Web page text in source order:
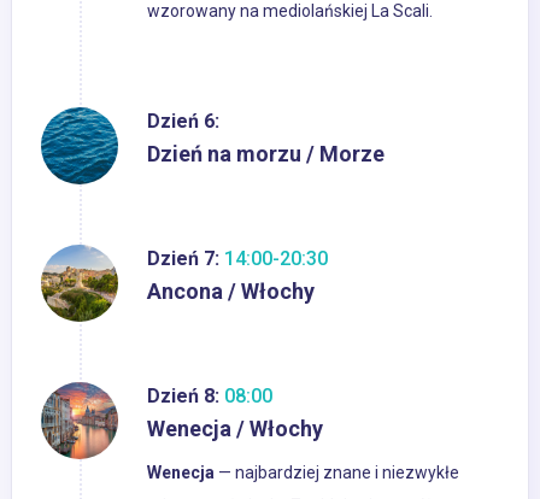
wzorowany na mediolańskiej La Scali.
Dzień 6:
Dzień na morzu / Morze
Dzień 7: 14:00-20:30
Ancona / Włochy
Dzień 8: 08:00
Wenecja / Włochy
Wenecja — najbardziej znane i niezwykłe